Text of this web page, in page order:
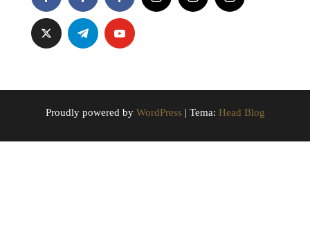
Proudly powered by WordPress | Tema: Head Blog